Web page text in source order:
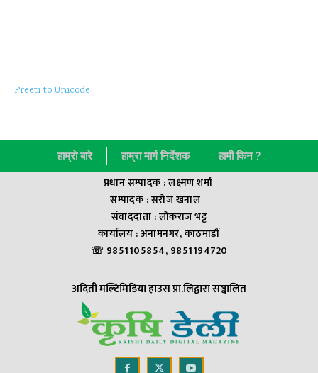
Preeti to Unicode
हाम्राे बारे हाम्रा मार्ग निर्देशक हामी किन ?
प्रधान सम्पादक : लक्ष्मण शर्मा
सम्पादक : सराेज खनाल
संवाददाता : लाेकराज भट्ट
कार्यालय : अनामनगर, काठमाडौं
☏ 9851105854, 9851194720
अदिती मल्टिमिडिया हाउस प्रा.लिद्वारा सञ्चालित